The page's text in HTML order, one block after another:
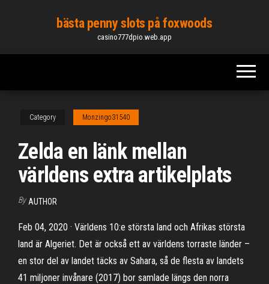
content
bästa penny slots på foxwoods
casino777dpio.web.app
Category Monzingo31540
Zelda en länk mellan
världens extra artikelplats
By AUTHOR
Feb 04, 2020 · Världens 10:e största land och Afrikas största
land är Algeriet. Det är också ett av världens torraste länder –
en stor del av landet täcks av Sahara, så de flesta av landets
41 miljoner invånare (2017) bor samlade längs den norra